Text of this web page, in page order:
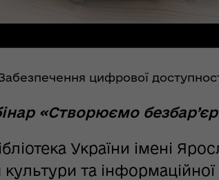
цифрової
«Створюємо
України імені
та інформаційної